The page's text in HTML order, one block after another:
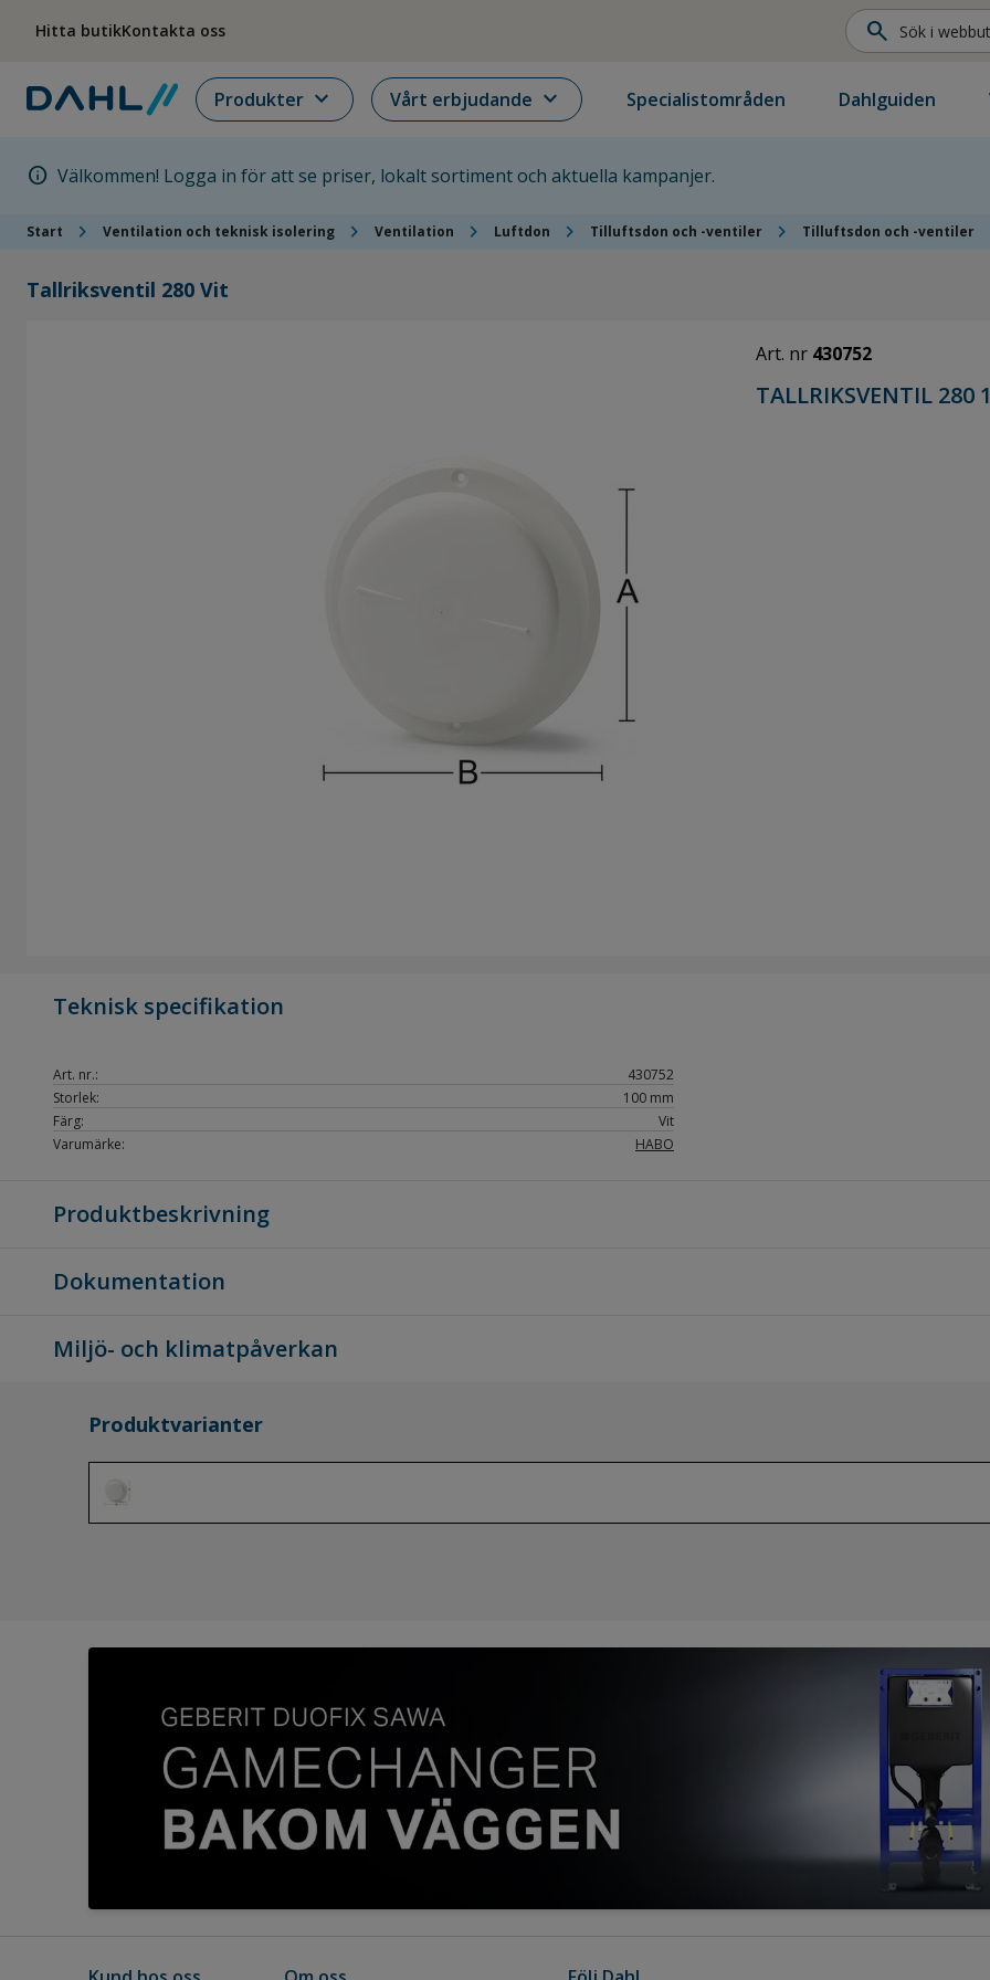
Hitta butikKontakta oss search
Produkter expand_more Vårt erbjudande expand_more Specialistområden Dahlguiden
info Välkommen! Logga in för att se priser, lokalt sortiment och aktuella kampanjer.
Start chevron_right Ventilation och teknisk isolering chevron_right Ventilation chevron_right Luftdon chevron_right Tilluftsdon och -ventiler chevron_right Tilluftsdon och -ventiler
Tallriksventil 280 Vit
Art. nr 430752
TALLRIKSVENTIL 280
Teknisk specifikation
Art. nr.:
430752
Storlek:
100 mm
Färg:
Vit
Varumärke:
HABO
Produktbeskrivning
Dokumentation
Miljö- och klimatpåverkan
Produktvarianter